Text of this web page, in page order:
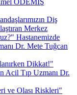
Diş
Merkez
Hastanemizde
Dr. Mete Tuğcan
Dikkat!"
Acil Tıp Uzmanı Dr.
ve Olası Riskleri"